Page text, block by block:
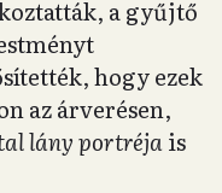
a gyűjtő
hogy ezek
az árverésen,
lány portréjais